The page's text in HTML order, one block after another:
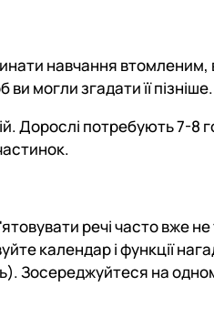
навчання
могли згадати її пізніше.
Дорослі потребують 7-8
речі часто вже
календар і функції
Зосереджуйтеся на